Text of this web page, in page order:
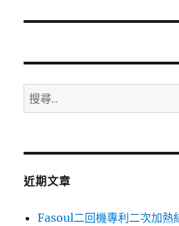
文
搜
尋
鍵
近期文章
Fasoul二回機專利二次加熱